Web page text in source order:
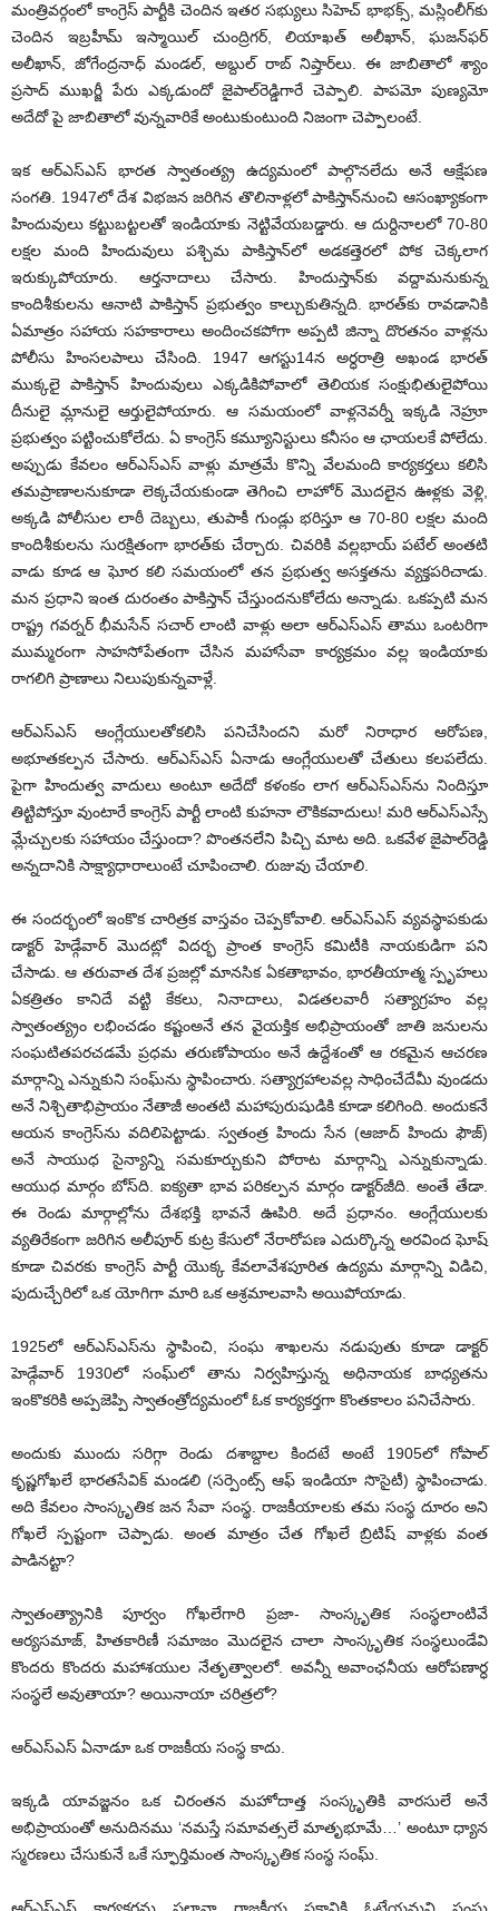
మంత్రివర్గంలో కాంగ్రెస్ పార్టీకి చెందిన ఇతర సభ్యులు సిహెచ్ భాభక్స్, మస్లింలీగ్‌కు
చెందిన ఇబ్రహీమ్ ఇస్మాయిల్ చుంద్రిగర్, లియాఖత్ అలీఖాన్, ఘజన్‌ఫర్
అలీఖాన్, జోగేంద్రనాధ్ మండల్, అబ్దుల్ రాబ్ నిష్తార్‌లు. ఈ జాబితాలో శ్యాం
ప్రసాద్ ముఖర్జీ పేరు ఎక్కడుందో జైపాల్‌రెడ్డిగారే చెప్పాలి. పాపమో పుణ్యమో
అదేదో పై జాబితాలో వున్నవారికే అంటుకుంటుంది నిజంగా చెప్పాలంటే.
ఇక ఆర్‌ఎస్‌ఎస్ భారత స్వాతంత్య్ర ఉద్యమంలో పాల్గొనలేదు అనే ఆక్షేపణ
సంగతి. 1947లో దేశ విభజన జరిగిన తొలినాళ్లలో పాకిస్తాన్‌నుంచి ఆసంఖ్యాకంగా
హిందువులు కట్టుబట్టలతో ఇండియాకు నెట్టివేయబడ్డారు. ఆ దుర్దినాలలో 70-80
లక్షల మంది హిందువులు పశ్చిమ పాకిస్తాన్‌లో అడకత్తెరలో పోక చెక్కలాగ
ఇరుక్కుపోయారు. ఆర్తనాదాలు చేసారు. హిందుస్తాన్‌కు వద్దామనుకున్న
కాందిశీకులను ఆనాటి పాకిస్తాన్ ప్రభుత్వం కాల్చుకుతిన్నది. భారత్‌కు రావడానికి
ఏమాత్రం సహాయ సహకారాలు అందించకపోగా అప్పటి జిన్నా దొరతనం వాళ్లను
పోలీసు హింసలపాలు చేసింది. 1947 ఆగస్టు14న అర్ధరాత్రి అఖండ భారత్
ముక్కలై పాకిస్తాన్ హిందువులు ఎక్కడికిపోవాలో తెలియక సంక్షుభితులైపోయి
దీనులై మ్లానులై ఆర్తులైపోయారు. ఆ సమయంలో వాళ్లనెవర్నీ ఇక్కడి నెహ్రూ
ప్రభుత్వం పట్టించుకోలేదు. ఏ కాంగ్రెస్ కమ్యూనిస్టులు కనీసం ఆ ఛాయలకే పోలేదు.
అప్పుడు కేవలం ఆర్‌ఎస్‌ఎస్ వాళ్లు మాత్రమే కొన్ని వేలమంది కార్యకర్తలు కలిసి
తమప్రాణాలనుకూడా లెక్కచేయకుండా తెగించి లాహోర్ మొదలైన ఊళ్లకు వెళ్లి,
అక్కడి పోలీసుల లాఠీ దెబ్బలు, తుపాకీ గుండ్లు భరిస్తూ ఆ 70-80 లక్షల మంది
కాందిశీకులను సురక్షితంగా భారత్‌కు చేర్చారు. చివరికి వల్లభాయ్ పటేల్ అంతటి
వాడు కూడ ఆ ఘోర కలి సమయంలో తన ప్రభుత్వ అసక్తతను వ్యక్తపరిచాడు.
మన ప్రధాని ఇంత దురంతం పాకిస్తాన్ చేస్తుందనుకోలేదు అన్నాడు. ఒకప్పటి మన
రాష్ట్ర గవర్నర్ భీమసేన్ సచార్ లాంటి వాళ్లు అలా ఆర్‌ఎస్‌ఎస్ తాము ఒంటరిగా
ముమ్మరంగా సాహసోపేతంగా చేసిన మహాసేవా కార్యక్రమం వల్ల ఇండియాకు
రాగలిగి ప్రాణాలు నిలుపుకున్నవాళ్లే.
ఆర్‌ఎస్‌ఎస్ ఆంగ్లేయులతోకలిసి పనిచేసిందని మరో నిరాధార ఆరోపణ,
అభూతకల్పన చేసారు. ఆర్‌ఎస్‌ఎస్ ఏనాడు ఆంగ్లేయులతో చేతులు కలపలేదు.
పైగా హిందుత్వ వాదులు అంటూ అదేదో కళంకం లాగ ఆర్‌ఎస్‌ఎస్‌ను నిందిస్తూ
తిట్టిపోస్తూ వుంటారే కాంగ్రెస్ పార్టీ లాంటి కుహనా లౌకికవాదులు! మరి ఆర్‌ఎస్‌ఎస్సే
మ్లేచ్చులకు సహాయం చేస్తుందా? పొంతనలేని పిచ్చి మాట అది. ఒకవేళ జైపాల్‌రెడ్డి
అన్నదానికి సాక్ష్యాధారాలుంటే చూపించాలి. రుజువు చేయాలి.
ఈ సందర్భంలో ఇంకొక చారిత్రక వాస్తవం చెప్పకోవాలి. ఆర్‌ఎస్‌ఎస్ వ్యవస్థాపకుడు
డాక్టర్ హెడ్గేవార్ మొదట్లో విదర్భ ప్రాంత కాంగ్రెస్ కమిటీకి నాయకుడిగా పని
చేసాడు. ఆ తరువాత దేశ ప్రజల్లో మానసిక ఏకతాభావం, భారతీయాత్మ స్పృహలు
ఏకత్రితం కానిదే వట్టి కేకలు, నినాదాలు, విడతలవారీ సత్యాగ్రహం వల్ల
స్వాతంత్య్రం లభించడం కష్టంఅనే తన వైయక్తిక అభిప్రాయంతో జాతి జనులను
సంఘటితపరచడమే ప్రధమ తరుణోపాయం అనే ఉద్దేశంతో ఆ రకమైన ఆచరణ
మార్గాన్ని ఎన్నుకుని సంఘ్‌ను స్థాపించారు. సత్యాగ్రహాలవల్ల సాధించేదేమీ వుండదు
అనే నిశ్చితాభిప్రాయం నేతాజీ అంతటి మహాపురుషుడికి కూడా కలిగింది. అందుకనే
ఆయన కాంగ్రెస్‌ను వదిలిపెట్టాడు. స్వతంత్ర హిందు సేన (ఆజాద్ హిందు ఫౌజ్)
అనే సాయుధ సైన్యాన్ని సమకూర్చుకుని పోరాట మార్గాన్ని ఎన్నుకున్నాడు.
ఆయుధ మార్గం బోస్‌ది. ఐక్యతా భావ పరికల్పన మార్గం డాక్టర్‌జీది. అంతే తేడా.
ఈ రెండు మార్గాల్లోను దేశభక్తి భావనే ఊపిరి. అదే ప్రధానం. ఆంగ్లేయులకు
వ్యతిరేకంగా జరిగిన అలీపూర్ కుట్ర కేసులో నేరారోపణ ఎదుర్కొన్న అరవింద ఘోష్
కూడా చివరకు కాంగ్రెస్ పార్టీ యొక్క కేవలావేశపూరిత ఉద్యమ మార్గాన్ని విడిచి,
పుదుచ్చేరిలో ఒక యోగిగా మారి ఒక ఆశ్రమాలవాసి అయిపోయాడు.
1925లో ఆర్‌ఎస్‌ఎస్‌ను స్థాపించి, సంఘ శాఖలను నడుపుతు కూడా డాక్టర్
హెడ్గేవార్ 1930లో సంఘ్‌లో తాను నిర్వహిస్తున్న అధినాయక బాధ్యతను
ఇంకొకరికి అప్పజెప్పి స్వాతంత్రోద్యమంలో ఓక కార్యకర్తగా కొంతకాలం పనిచేసారు.
అందుకు ముందు సరిగ్గా రెండు దశాబ్దాల కిందటే అంటే 1905లో గోపాల్
కృష్ణగోఖలే భారతసేవిక్ మండలి (సర్పెంట్స్ ఆఫ్ ఇండియా సొసైటీ) స్థాపించాడు.
అది కేవలం సాంస్కృతిక జన సేవా సంస్థ. రాజకీయాలకు తమ సంస్థ దూరం అని
గోఖలే స్పష్టంగా చెప్పాడు. అంత మాత్రం చేత గోఖలే బ్రిటిష్ వాళ్లకు వంత
పాడినట్టా?
స్వాతంత్య్రానికి పూర్వం గోఖలేగారి ప్రజా- సాంస్కృతిక సంస్థలాంటివే
ఆర్యసమాజ్, హితకారిణీ సమాజం మొదలైన చాలా సాంస్కృతిక సంస్థలుండేవి
కొందరు కొందరు మహాశయుల నేతృత్వాలలో. అవన్నీ అవాంఛనీయ ఆరోపణార్ధ
సంస్థలే అవుతాయా? అయినాయా చరిత్రలో?
ఆర్‌ఎస్‌ఎస్ ఏనాడూ ఒక రాజకీయ సంస్థ కాదు.
ఇక్కడి యావజ్జనం ఒక చిరంతన మహోదాత్త సంస్కృతికి వారసులే అనే
అభిప్రాయంతో అనుదినము ‘నమస్తే సమావత్సలే మాతృభూమే…’ అంటూ ధ్యాన
స్మరణలు చేసుకునే ఒకే స్ఫూర్తిమంత సాంస్కృతిక సంస్థ సంఘ్.